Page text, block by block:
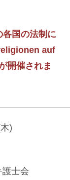
国の法制に
auf
開催されま
)
護士会